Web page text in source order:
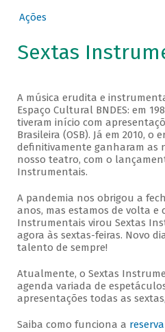
Ações
Sextas
A música erudita e
Espaço Cultural BNDES: em
tiveram início com
Brasileira (OSB). Já em 2010,
definitivamente ganharam as
nosso teatro, com o
Instrumentais.
A pandemia nos obrigou a
anos, mas estamos de volta e
Instrumentais virou Sextas
agora às sextas-feiras. Novo
talento de sempre!
Atualmente, o Sextas
agenda variada de
apresentações todas as
Saiba como funciona a